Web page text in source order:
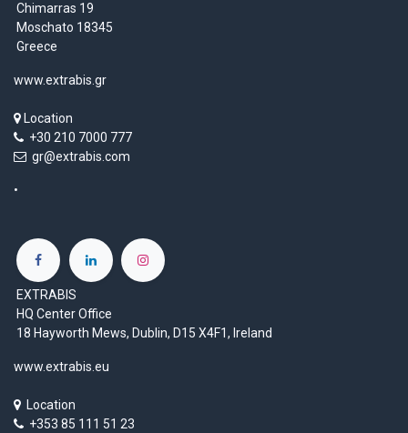
Chimarras 19
Moschato 18345
Greece
www.extrabis.gr
Location
+30 210 7000 777
gr@extrabis.com
EXTRABIS
HQ Center Office
18 Hayworth Mews, Dublin, D15 X4F1, Ireland
www.extrabis.eu
Location
+353 85 111 51 23